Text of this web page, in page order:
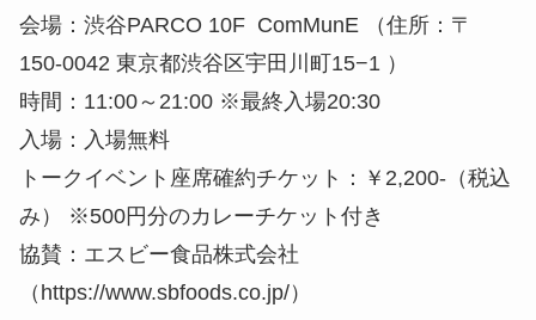
会場：渋谷PARCO 10F ComMunE （住所：〒
150-0042 東京都渋谷区宇田川町15−1 ）
時間：11:00～21:00 ※最終入場20:30
入場：入場無料
トークイベント座席確約チケット：￥2,200-（税込
み） ※500円分のカレーチケット付き
協賛：エスビー食品株式会社
（https://www.sbfoods.co.jp/）